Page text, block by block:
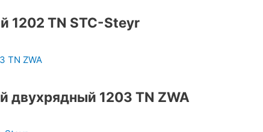
1202 TN STC-Steyr
1203 TN ZWA